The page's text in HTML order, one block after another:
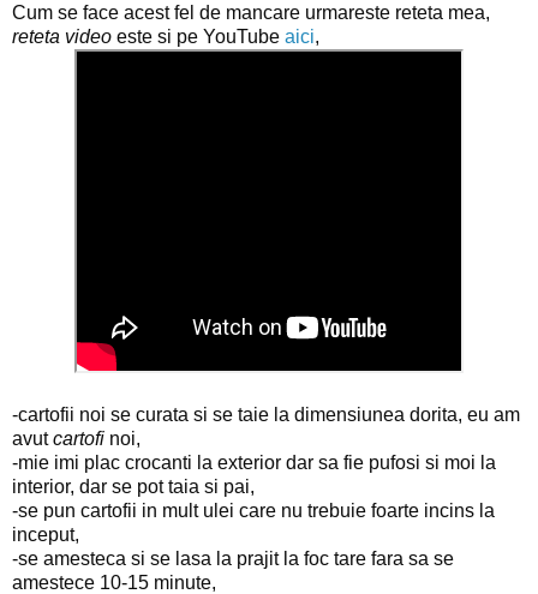
Cum se face acest fel de mancare urmareste reteta mea,
reteta video este si pe YouTube aici,
-cartofii noi se curata si se taie la dimensiunea dorita, eu am
avutcartofi noi,
-mie imi plac crocanti la exterior dar sa fie pufosi si moi la
interior, dar se pot taia si pai,
-se pun cartofii in mult ulei care nu trebuie foarte incins la
inceput,
-se amesteca si se lasa la prajit la foc tare fara sa se
amestece 10-15 minute,